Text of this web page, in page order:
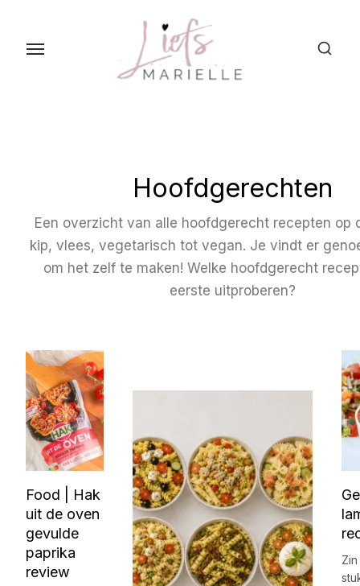
Hoofdgerechten
Een overzicht van alle hoofdgerecht recepten op
kip, vlees, vegetarisch tot vegan. Je vindt er
om het zelf te maken! Welke hoofdgerecht
eerste uitproberen?
Food | Hak
uit de oven
gevulde
paprika
review